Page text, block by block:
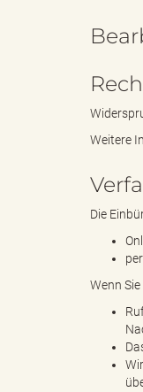
Weitere
Die
Wenn